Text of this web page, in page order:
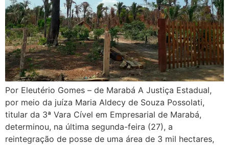
Por Eleutério Gomes – de Marabá A Justiça Estadual,
por meio da juíza Maria Aldecy de Souza Possolati,
titular da 3ª Vara Cível em Empresarial de Marabá,
determinou, na última segunda-feira (27), a
reintegração de posse de uma área de 3 mil hectares,